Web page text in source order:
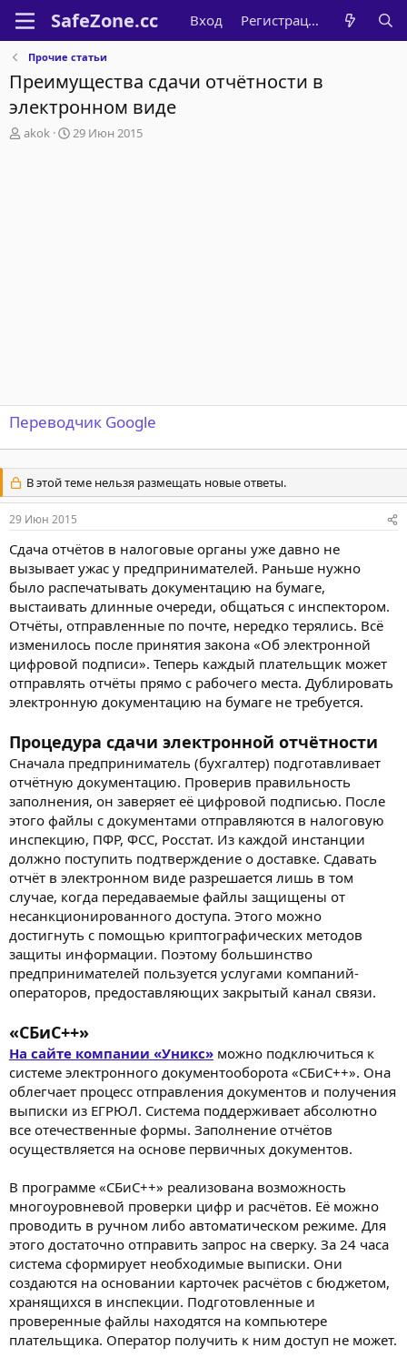
Вход Регистрация
Прочие статьи
Преимущества сдачи отчётности в
электронном виде
А
akok
Д
29 Июн 2015
Переводчик Google
В этой теме нельзя размещать новые ответы.
29 Июн 2015
Сдача отчётов в налоговые органы уже давно не
вызывает ужас у предпринимателей. Раньше нужно
было распечатывать документацию на бумаге,
выстаивать длинные очереди, общаться с инспектором.
Отчёты, отправленные по почте, нередко терялись. Всё
изменилось после принятия закона «Об электронной
цифровой подписи». Теперь каждый плательщик может
отправлять отчёты прямо с рабочего места. Дублировать
электронную документацию на бумаге не требуется.
Процедура сдачи электронной отчётности
Сначала предприниматель (бухгалтер) подготавливает
отчётную документацию. Проверив правильность
заполнения, он заверяет её цифровой подписью. После
этого файлы с документами отправляются в налоговую
инспекцию, ПФР, ФСС, Росстат. Из каждой инстанции
должно поступить подтверждение о доставке. Сдавать
отчёт в электронном виде разрешается лишь в том
случае, когда передаваемые файлы защищены от
несанкционированного доступа. Этого можно
достигнуть с помощью криптографических методов
защиты информации. Поэтому большинство
предпринимателей пользуется услугами компаний-
операторов, предоставляющих закрытый канал связи.
«СБиС++»
На сайте компании «Уникс» можно подключиться к
системе электронного документооборота «СБиС++». Она
облегчает процесс отправления документов и получения
выписки из ЕГРЮЛ. Система поддерживает абсолютно
все отечественные формы. Заполнение отчётов
осуществляется на основе первичных документов.
В программе «СБиС++» реализована возможность
многоуровневой проверки цифр и расчётов. Её можно
проводить в ручном либо автоматическом режиме. Для
этого достаточно отправить запрос на сверку. За 24 часа
система сформирует необходимые выписки. Они
создаются на основании карточек расчётов с бюджетом,
хранящихся в инспекции. Подготовленные и
проверенные файлы находятся на компьютере
плательщика. Оператор получить к ним доступ не может.